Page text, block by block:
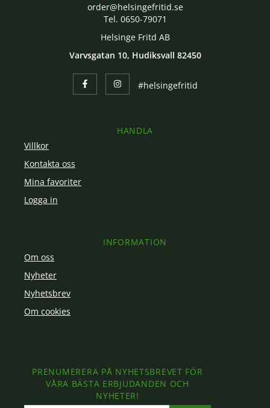
order@helsingefritid.se
Tel. 0650-79071
Helsinge Fritd AB
Varvsgatan 10, Hudiksvall 82450
#helsingefritid
HANDLA
Villkor
Kontakta oss
Mina favoriter
Logga in
INFORMATION
Om oss
Nyheter
Nyhetsbrev
Om cookies
PRENUMERERA PÅ NYHETSBREVET FÖR
VÅRA BÄSTA ERBJUDANDEN OCH
NYHETER!